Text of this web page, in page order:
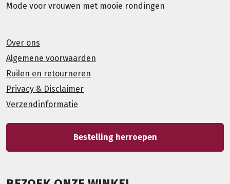
Mode voor vrouwen met mooie rondingen
Over ons
Algemene voorwaarden
Ruilen en retourneren
Privacy & Disclaimer
Verzendinformatie
Bestelling herroepen